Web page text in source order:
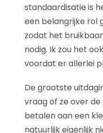
standaardisatie is
een belangrijke rol
zodat het
nodig. Ik zou het
voordat er allerlei
De grootste
vraag of ze over
betalen aan een
natuurlijk eigenlijk